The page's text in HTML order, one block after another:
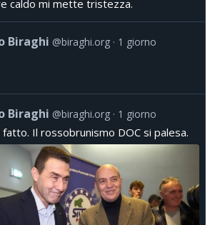
caldo mi mette tristezza.
Biraghi @biraghi.org 1 giorno
Biraghi @biraghi.org 1 giorno
Il rossobrunismo DOC si palesa.